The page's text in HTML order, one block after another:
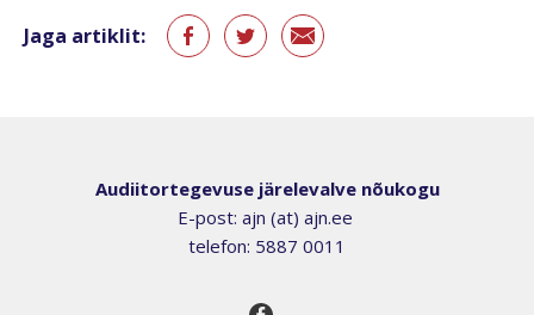
Jaga artiklit:
Audiitortegevuse järelevalve nõukogu
E-post: ajn (at) ajn.ee
telefon: 5887 0011